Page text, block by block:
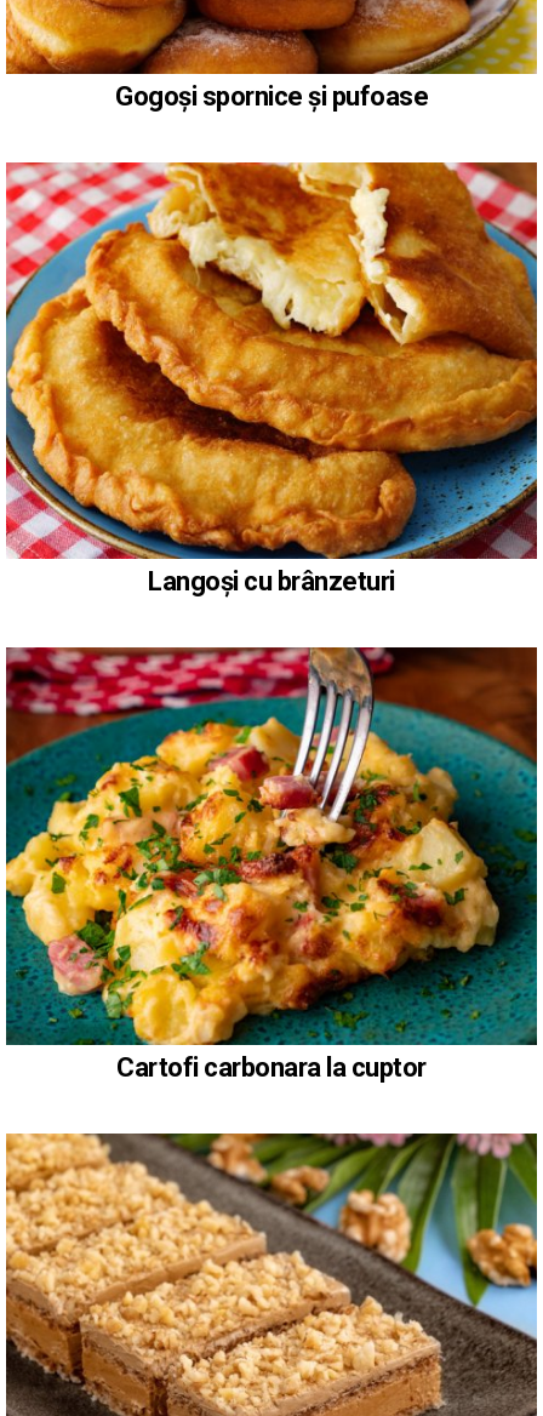
Gogoși spornice și pufoase
Langoși cu brânzeturi
Cartofi carbonara la cuptor